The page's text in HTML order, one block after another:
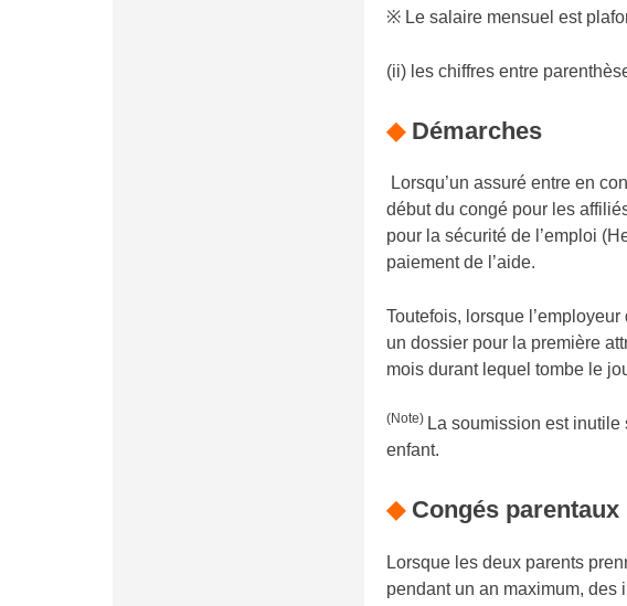
※ Le salaire mensuel est
(ii) les chiffres entre
◆Démarches
Lorsqu’un assuré entre en
début du congé pour les
pour la sécurité de l’emploi
paiement de l’aide.
Toutefois, lorsque
un dossier pour la première
mois durant lequel tombe le
(Note) La soumission est inutile
enfant.
◆Congés parentaux
Lorsque les deux parents
pendant un an maximum, des